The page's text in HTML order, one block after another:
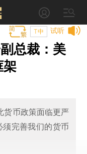
试听
T中
总裁：美
架
货币政策面临更严
须完善我们的货币